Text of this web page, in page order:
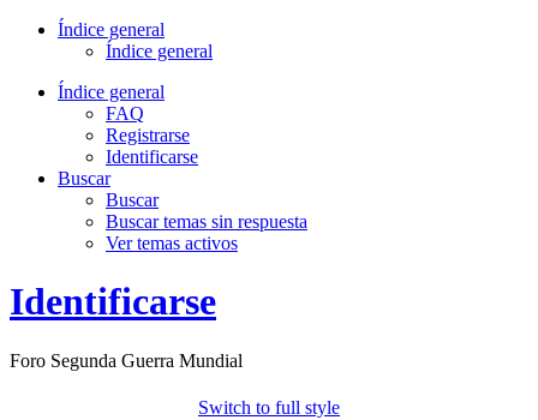
Índice general
Índice general
Índice general
FAQ
Registrarse
Identificarse
Buscar
Buscar
Buscar temas sin respuesta
Ver temas activos
Identificarse
Foro Segunda Guerra Mundial
Switch to full style